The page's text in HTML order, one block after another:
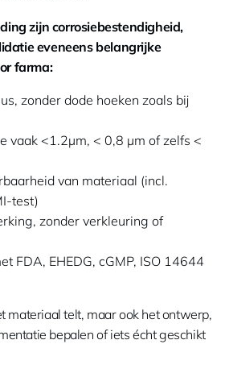
zijn corrosiebestendigheid,
eveneens belangrijke
farma:
zonder dode hoeken zoals bij
vaak <1.2µm, < 0,8 µm of zelfs <
van materiaal (incl.
test)
zonder verkleuring of
FDA, EHEDG, cGMP, ISO 14644
materiaal telt, maar ook het ontwerp,
bepalen of iets écht geschikt